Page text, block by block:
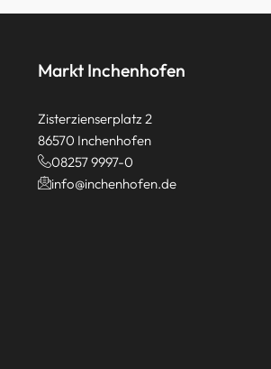
Markt Inchenhofen
Zisterzienserplatz 2
86570 Inchenhofen
08257 9997-0
info@inchenhofen.de